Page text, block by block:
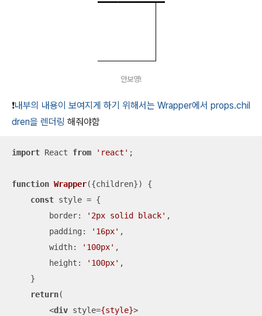
안보영!
❗️내부의 내용이 보여지게 하기 위해서는 Wrapper에서 props.chil
dren을 렌더링 해줘야함
import React from 'react' ;
function Wrapper({children}) {
const style = {
border: '2px solid black' ,
padding : '16px' ,
width: '100px' ,
height : '100px' ,
    }
return(
<div style={style}>